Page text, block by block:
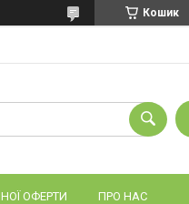
Кошик
ОФЕРТИ ПРО НАС